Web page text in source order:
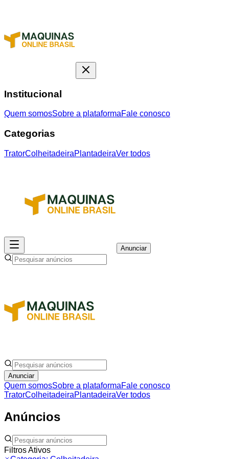
Institucional
Quem somosSobre a plataformaFale conosco
Categorias
TratorColheitadeiraPlantadeiraVer todos
Anunciar
Anunciar
Quem somosSobre a plataformaFale conosco
TratorColheitadeiraPlantadeiraVer todos
Anúncios
Filtros Ativos